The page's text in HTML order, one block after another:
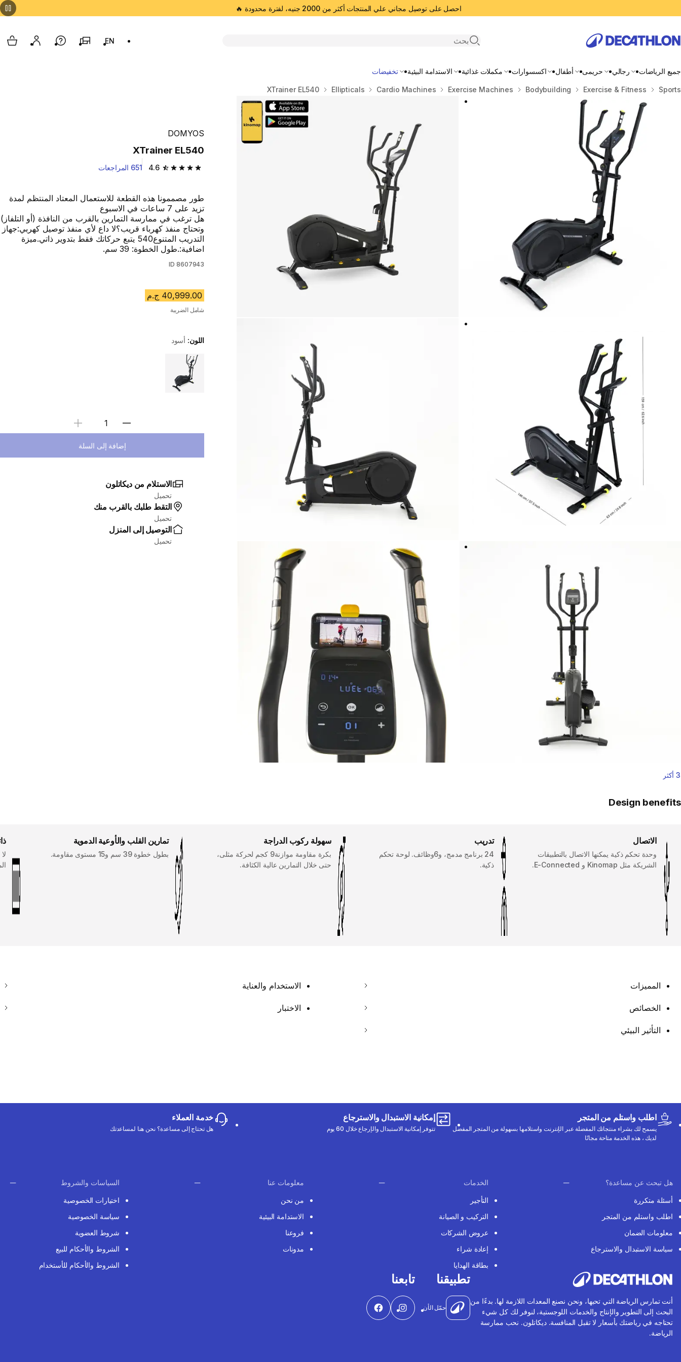
احصل على توصيل مجاني علي المنتجات أكثر من 2000 جنيه، لفترة محدودة 🔥
Open search
language: English GB (English)
EN
فروعنا مساعدة حسابي
جميع الرياضات رجالي حريمى أطفال اكسسوارات مكملات غذائية الاستدامة البيئية تخفيضات
المنزل
Sports
Exercise & Fitness
Bodybuilding
Exercise Machines
Cardio Machines
Ellipticals
XTrainer EL540
3 أكثر
DOMYOS
XTrainer EL540
4.6 4.6 out of 5 stars from 651 reviews 651 المراجعات
طور مصممونا هذه القطعة للاستعمال المعتاد المنتظم لمدة
تزيد على 7 ساعات في الاسبوع
هل ترغب في ممارسة التمارين بالقرب من النافذة (أو التلفاز)
وتحتاج منفذ كهرباء قريب؟لا داع لأي منفذ توصيل كهربي:جهاز
التدريب المتنوع540 يتبع حركاتك فقط بتدوير ذاتي.ميزة
اضافية:.طول الخطوة: 39 سم.
ID 8607943
40,999.00 ج.م
شامل الضريبة
اللون: أسود
Choose a variant
Select Quantity
إضافة إلى السلة
الاستلام من ديكاتلون
تحميل
التقط طلبك بالقرب منك
تحميل
التوصيل إلى المنزل
تحميل
Design benefits
الاتصال
وحدة تحكم ذكية يمكنها الاتصال بالتطبيقات
الشريكة مثل Kinomap و E-Connected.
تدريب
24 برنامج مدمج، و6وظائف. لوحة تحكم
ذكية.
سهولة ركوب الدراجة
بكرة مقاومة موازنة9 كجم لحركة مثلى،
حتى خلال التمارين عالية الكثافة.
تمارين القلب والأوعية الدموية
بطول خطوة 39 سم و15 مستوى مقاومة.
المميزات الاستخدام والعناية
الخصائص الاختبار
التأثير البيئي
اطلب واستلم من المتجر
يسمح لك بشراء منتجاتك المفضلة عبر الإنترنت واستلامها بسهولة من المتجر المفضل
لديك ، هذه الخدمة متاحة مجانًا
إمكانية الاستبدال والاسترجاع
تتوفر إمكانية الاستبدال والإرجاع خلال 60 يوم
خدمة العملاء
هل تحتاج إلى مساعدة؟ نحن هنا لمساعدتك
هل تبحث عن مساعدة؟
أسئلة متكررة
اطلب واستلم من المتجر
معلومات الضمان
سياسة الاستبدال والاسترجاع
الخدمات
التأجير
التركيب و الصيانة
عروض الشركات
إعادة شراء
بطاقة الهدايا
معلومات عنا
من نحن
الاستدامة البيئية
فروعنا
مدونات
السياسات والشروط
اختيارات الخصوصية
سياسة الخصوصية
شروط العضوية
الشروط والأحكام للبيع
الشروط والأحكام للأستخدام
أنت تمارس الرياضة التي تحبها، ونحن نصنع المعدات اللازمة لها. بدءًا من
البحث إلى التطوير والإنتاج والخدمات اللوجستية، لنوفر لك كل شيء
تحتاجه في رياضتك بأسعار لا تقبل المنافسة. ديكاتلون. نحب ممارسة
الرياضة.
تطبيقنا
حمّل الأن
تابعنا